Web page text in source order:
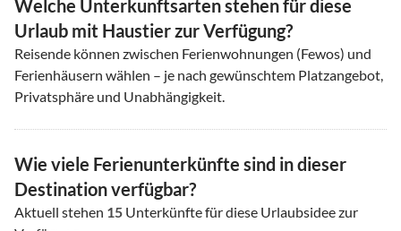
Welche Unterkunftsarten stehen für diese
Urlaub mit Haustier zur Verfügung?
Reisende können zwischen Ferienwohnungen (Fewos) und
Ferienhäusern wählen – je nach gewünschtem Platzangebot,
Privatsphäre und Unabhängigkeit.
Wie viele Ferienunterkünfte sind in dieser
Destination verfügbar?
Aktuell stehen 15 Unterkünfte für diese Urlaubsidee zur